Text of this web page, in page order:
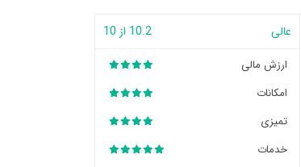
عالی 10.2 از 10
ارزش مالی
امکانات
تمیزی
خدمات